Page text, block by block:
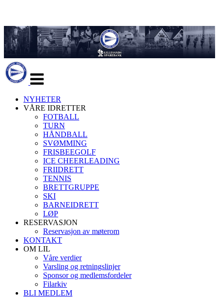
navigasjon
NYHETER
VÅRE IDRETTER
FOTBALL
TURN
HÅNDBALL
SVØMMING
FRISBEEGOLF
ICE CHEERLEADING
FRIIDRETT
TENNIS
BRETTGRUPPE
SKI
BARNEIDRETT
LØP
RESERVASJON
Reservasjon av møterom
KONTAKT
OM LIL
Våre verdier
Varsling og retningslinjer
Sponsor og medlemsfordeler
Filarkiv
BLI MEDLEM